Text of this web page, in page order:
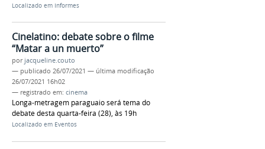
Localizado em Informes
Cinelatino: debate sobre o filme
“Matar a un muerto”
por jacqueline.couto
— publicado 26/07/2021 — última modificação
26/07/2021 16h02
— registrado em: cinema
Longa-metragem paraguaio será tema do
debate desta quarta-feira (28), às 19h
Localizado em Eventos